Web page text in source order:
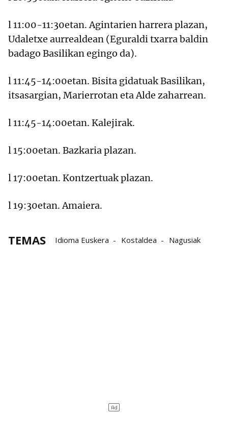
l 11:00-11:30etan. Agintarien harrera plazan,
Udaletxe aurrealdean (Eguraldi txarra baldin
badago Basilikan egingo da).
l 11:45-14:00etan. Bisita gidatuak Basilikan,
itsasargian, Marierrotan eta Alde zaharrean.
l 11:45-14:00etan. Kalejirak.
l 15:00etan. Bazkaria plazan.
l 17:00etan. Kontzertuak plazan.
l 19:30etan. Amaiera.
TEMAS Idioma Euskera Kostaldea Nagusiak